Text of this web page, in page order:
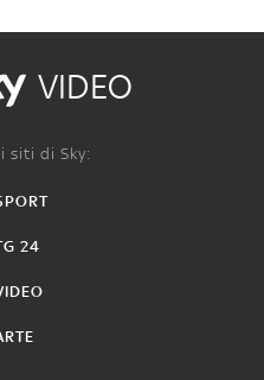
VIDEO
siti di Sky:
24